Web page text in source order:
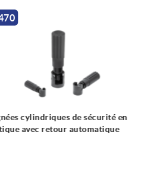
K0169
Poignée tournante similaire DIN 98,
Forme E, en aluminium